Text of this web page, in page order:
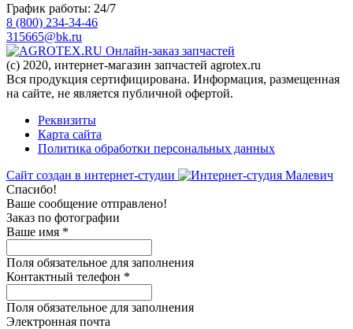
График работы: 24/7
8 (800) 234-34-46
315665@bk.ru
Онлайн-заказ запчастей
(c) 2020, интернет-магазин запчастей agrotex.ru
Вся продукция сертифицирована. Информация, размещенная
на сайте, не является публичной офертой.
Реквизиты
Карта сайта
Политика обработки персональных данных
Сайт создан в интернет-студии
Спасибо!
Ваше сообщение отправлено!
Заказ по фотографии
Ваше имя *
Поля обязательное для заполнения
Контактный телефон *
Поля обязательное для заполнения
Электронная почта